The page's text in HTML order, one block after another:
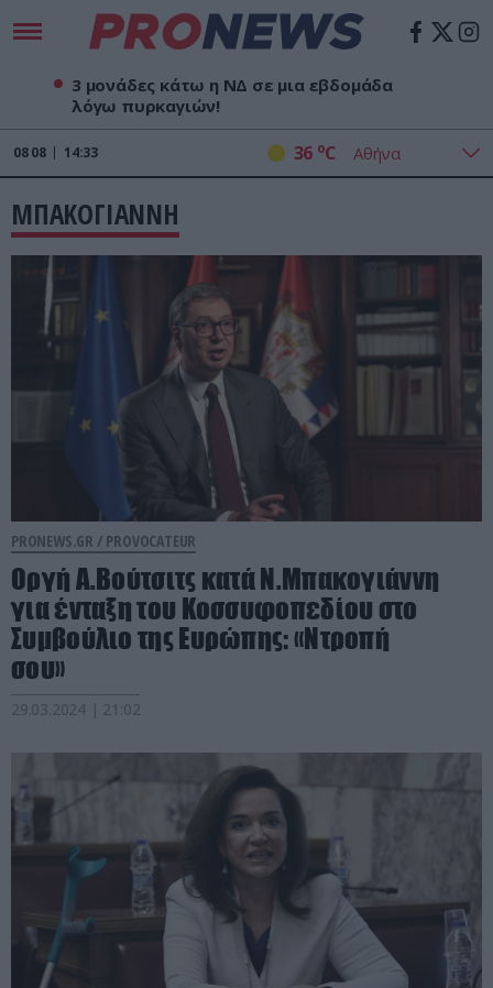
3 μονάδες κάτω η ΝΔ σε μια εβδομάδα
λόγω πυρκαγιών!
08 08 14:33 36 oC
ΜΠΑΚΟΓΙΑΝΝΗ
PRONEWS.GR / PROVOCATEUR
Οργή Α.Βούτσιτς κατά Ν.Μπακογιάννη
για ένταξη του Κοσσυφοπεδίου στο
Συμβούλιο της Ευρώπης: «Ντροπή
σου»
29.03.2024 | 21:02